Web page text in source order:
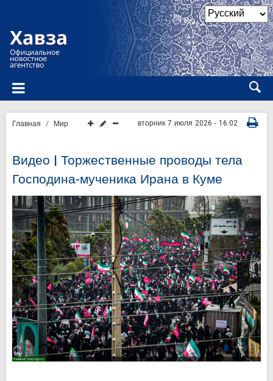
Главная Мир вторник 7 июля 2026 - 16:02
Видео | Торжественные проводы тела
Господина-мученика Ирана в Куме